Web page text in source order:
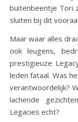
buitenbeentje Tori
sluiten bij dit
Maar waar alles
ook leugens,
prestigieuze
leden fataal. Was
verantwoordelijk?
lachende
Legacies echt?